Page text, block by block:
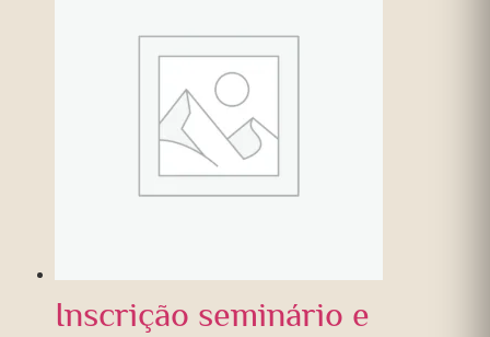
Inscrição seminário e